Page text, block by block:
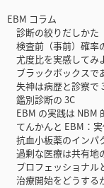
EBM コラム
診断の絞りだしかた
検査前（事前）確率
尤度比を実感してみ
ブラックボックスで
失神は病歴と診察で
鑑別診断の 3C
EBM の実践は NBM
てんかんと EBM：
抗血小板薬のインパ
過剰な医療は共有地
プロフェッショナル
治療開始をどうする